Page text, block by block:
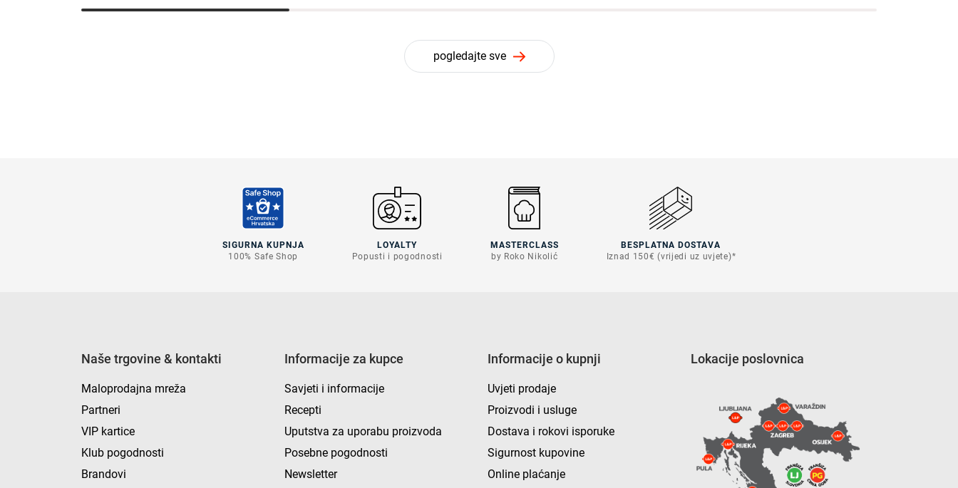
pogledajte sve
SIGURNA KUPNJA
100% Safe Shop
LOYALTY
Popusti i pogodnosti
MASTERCLASS
by Roko Nikolić
BESPLATNA DOSTAVA
Iznad 150€ (vrijedi uz uvjete)*
Naše trgovine & kontakti
Maloprodajna mreža
Partneri
VIP kartice
Klub pogodnosti
Brandovi
Informacije za kupce
Savjeti i informacije
Recepti
Uputstva za uporabu proizvoda
Posebne pogodnosti
Newsletter
Informacije o kupnji
Uvjeti prodaje
Proizvodi i usluge
Dostava i rokovi isporuke
Sigurnost kupovine
Online plaćanje
Lokacije poslovnica